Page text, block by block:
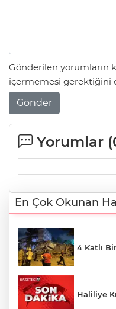
Gönderilen yorumların
içermemesi gerektiğini
Gönder
Yorumlar (
En Çok Okunan
4 Katlı
Haliliye